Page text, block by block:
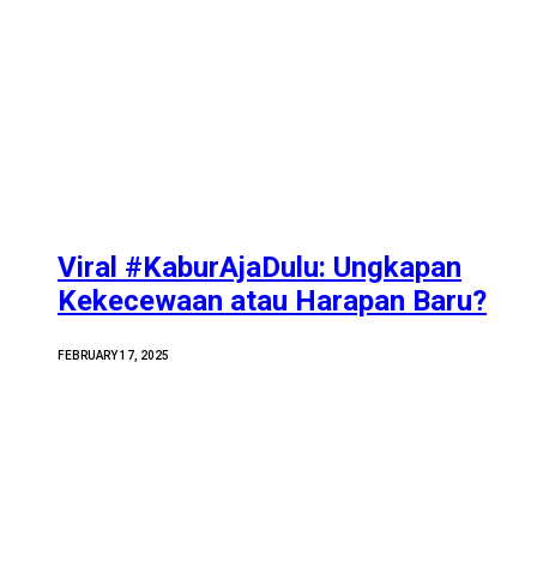
Viral #KaburAjaDulu: Ungkapan
Kekecewaan atau Harapan Baru?
FEBRUARY 17, 2025